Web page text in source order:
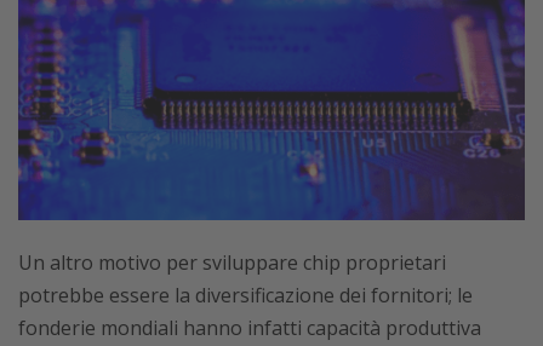
Un altro motivo per sviluppare chip proprietari
potrebbe essere la diversificazione dei fornitori; le
fonderie mondiali hanno infatti capacità produttiva